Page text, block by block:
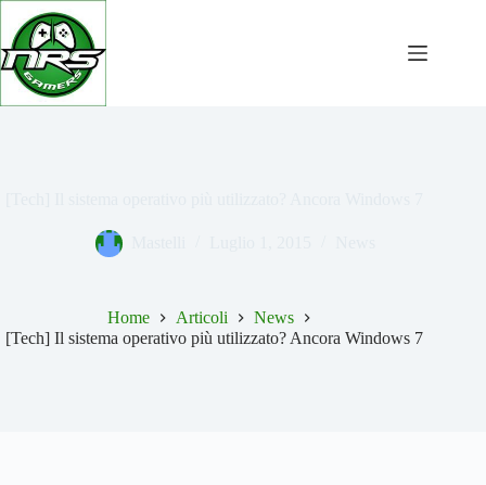
Salta
contenuto
Home Articoli
News
[Tech] Il sistema operativo più utilizzato? Ancora Windows 7